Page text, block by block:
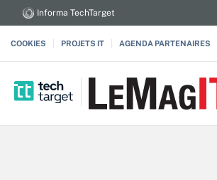
Informa TechTarget
COOKIES PROJETS IT AGENDA PARTENAIRES